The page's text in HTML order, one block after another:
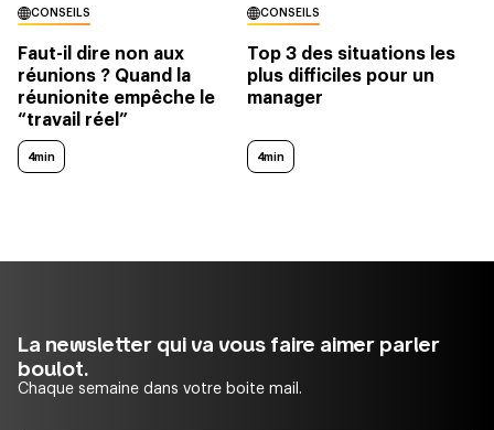
CONSEILS
Faut-il dire non aux
réunions ? Quand la
réunionite empêche le
“travail réel”
4min
CONSEILS
Top 3 des situations les
plus difficiles pour un
manager
4min
La newsletter qui va vous faire aimer parler
boulot.
Chaque semaine dans votre boite mail.